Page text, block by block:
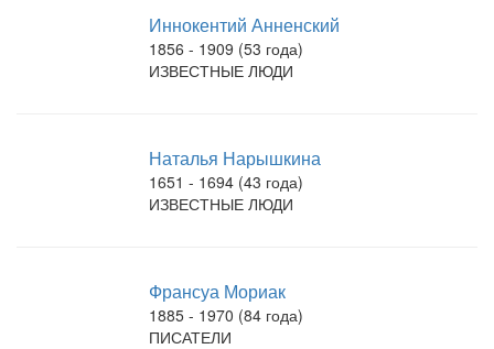
Иннокентий Анненский
1856 - 1909 (53 года)
ИЗВЕСТНЫЕ ЛЮДИ
Наталья Нарышкина
1651 - 1694 (43 года)
ИЗВЕСТНЫЕ ЛЮДИ
Франсуа Мориак
1885 - 1970 (84 года)
ПИСАТЕЛИ